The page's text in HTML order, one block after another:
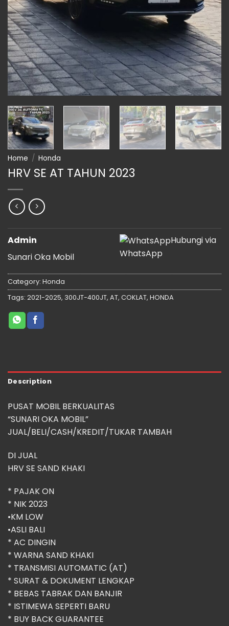
Home / Honda
HRV SE AT TAHUN 2023
Admin
Sunari Oka Mobil
Hubungi via
WhatsApp
Category: Honda
Tags: 2021-2025, 300JT-400JT, AT, COKLAT, HONDA
Description
PUSAT MOBIL BERKUALITAS
“SUNARI OKA MOBIL”
JUAL/BELI/CASH/KREDIT/TUKAR TAMBAH
DI JUAL
HRV SE SAND KHAKI
* ⁠PAJAK ON
* ⁠NIK 2023
•KM LOW
•ASLI BALI
* ⁠AC DINGIN
* WARNA SAND KHAKI
* TRANSMISI AUTOMATIC (AT)
* SURAT & DOKUMENT LENGKAP
* BEBAS TABRAK DAN BANJIR
* ISTIMEWA SEPERTI BARU
* BUY BACK GUARANTEE